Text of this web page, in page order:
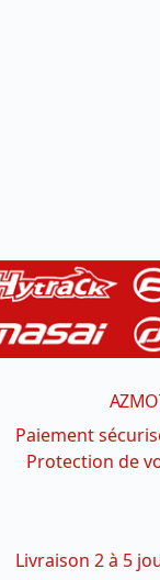
Paiement
Protection de
Livraison 2 à 5